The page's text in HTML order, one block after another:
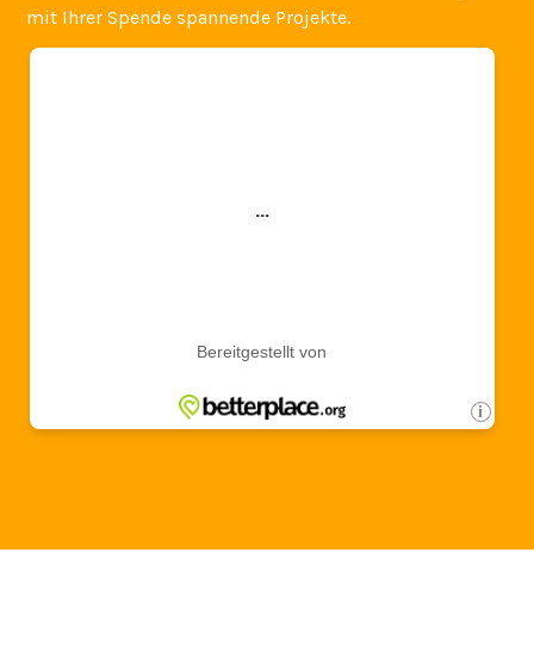
mit Ihrer Spende spannende Projekte.